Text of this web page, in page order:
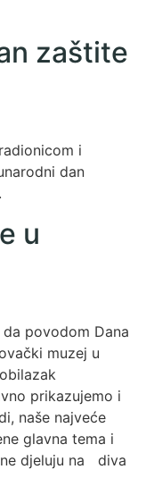
zaštite
i
dan
u
povodom Dana
muzej u
prikazujemo i
naše najveće
glavna tema i
djeluju na diva